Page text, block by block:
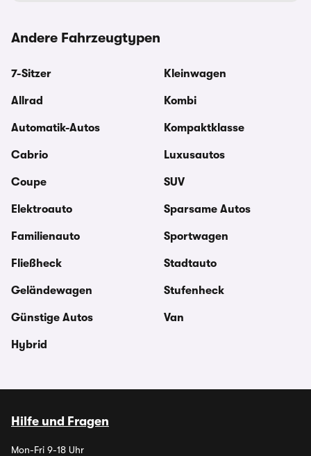
Andere Fahrzeugtypen
7-Sitzer
Allrad
Automatik-Autos
Cabrio
Coupe
Elektroauto
Familienauto
Fließheck
Geländewagen
Günstige Autos
Hybrid
Kleinwagen
Kombi
Kompaktklasse
Luxusautos
SUV
Sparsame Autos
Sportwagen
Stadtauto
Stufenheck
Van
Hilfe und Fragen
Mon-Fri 9-18 Uhr